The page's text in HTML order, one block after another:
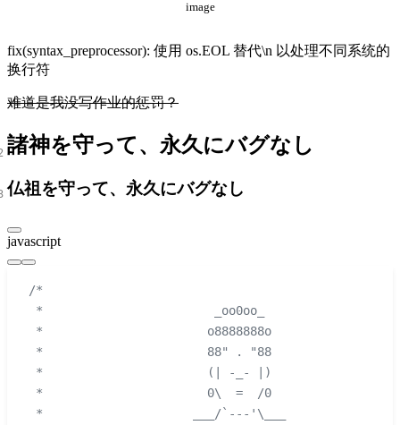
image
fix(syntax_preprocessor): 使用 os.EOL 替代\n 以处理不同系统的
换行符
难道是我没写作业的惩罚？
諸神を守って、永久にバグなし
仏祖を守って、永久にバグなし
javascript
/*
*                        _oo0oo_
*                       o8888888o
*                       88" . "88
*                       (| -_- |)
*                       0\  =  /0
*                     ___/`---'\___